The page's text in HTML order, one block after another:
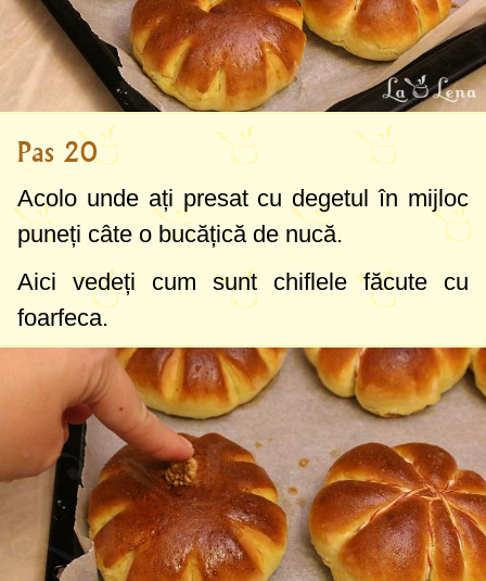
Pas 20
Acolo unde ați presat cu degetul în mijloc
puneți câte o bucățică de nucă.
Aici vedeți cum sunt chiflele făcute cu
foarfeca.